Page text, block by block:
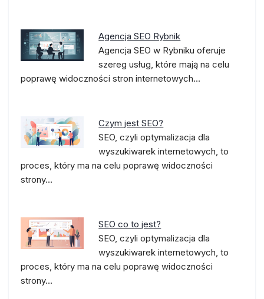
Agencja SEO Rybnik
Agencja SEO w Rybniku oferuje
szereg usług, które mają na celu
poprawę widoczności stron internetowych…
Czym jest SEO?
SEO, czyli optymalizacja dla
wyszukiwarek internetowych, to
proces, który ma na celu poprawę widoczności
strony…
SEO co to jest?
SEO, czyli optymalizacja dla
wyszukiwarek internetowych, to
proces, który ma na celu poprawę widoczności
strony…